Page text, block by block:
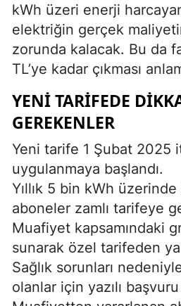
kWh üzeri enerji
elektriğin gerçek
zorunda kalacak. Bu da
TL’ye kadar çıkması
YENI TARIFEDE
GEREKENLER
Yeni tarife 1 Şubat 2025
uygulanmaya başlandı.
Yıllık 5 bin kWh
aboneler zamlı tarifeye
Muafiyet kapsamındaki
sunarak özel tarifeden
Sağlık sorunları
olanlar için yazılı